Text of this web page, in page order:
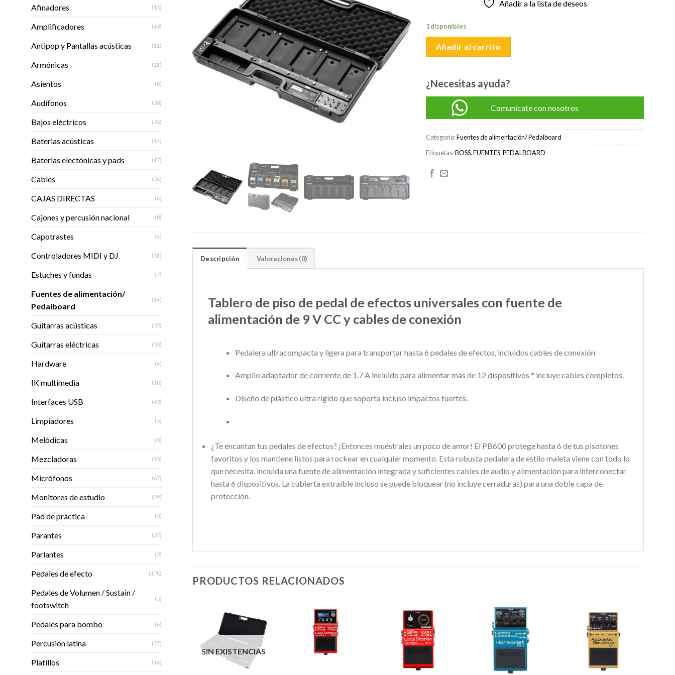
Afinadores (15)
Amplificadores (63)
Antipop y Pantallas acústicas (11)
Armónicas (21)
Asientos (8)
Audífonos (28)
Bajos eléctricos (26)
Baterias acústicas (14)
Baterias electónicas y pads (17)
Cables (36)
CAJAS DIRECTAS (6)
Cajones y percusión nacional (8)
Capotrastes (4)
Controladores MIDI y DJ (31)
Estuches y fundas (7)
Fuentes de alimentación/
Pedalboard
(14)
Guitarras acústicas (35)
Guitarras eléctricas (53)
Hardware (4)
IK multimedia (10)
Interfaces USB (43)
Limpiadores (5)
Melódicas (3)
Mezcladoras (13)
Micrófonos (67)
Monitores de estudio (29)
Pad de práctica (3)
Parantes (37)
Parlantes (3)
Pedales de efecto (170)
Pedales de Volumen / Sustain /
footswitch
(5)
Pedales para bombo (6)
Percusión latina (27)
Platillos (16)
lista de
deseos
original actual
Añadir a la lista de deseos
1 disponibles
Añadir al carrito
¿Necesitas ayuda?
Comunícate con nosotros
Categoría:Fuentes de alimentación/ Pedalboard
Etiquetas:BOSS,FUENTES,PEDALBOARD
Descripción Valoraciones (0)
Tablero de piso de pedal de efectos universales con fuente de
alimentación de 9 V CC y cables de conexión
Pedalera ultracompacta y ligera para transportar hasta 6 pedales de efectos, incluidos cables de conexión
Amplio adaptador de corriente de 1.7 A incluido para alimentar más de 12 dispositivos * incluye cables completos.
Diseño de plástico ultra rígido que soporta incluso impactos fuertes.
¿Te encantan tus pedales de efectos? ¡Entonces muéstrales un poco de amor! El PB600 protege hasta 6 de tus pisotones
favoritos y los mantiene listos para rockear en cualquier momento. Esta robusta pedalera de estilo maleta viene con todo lo
que necesita, incluida una fuente de alimentación integrada y suficientes cables de audio y alimentación para interconectar
hasta 6 dispositivos. La cubierta extraíble incluso se puede bloquear (no incluye cerraduras) para una doble capa de
protección.
PRODUCTOS RELACIONADOS
Añadir
a la
lista de
deseos
SIN EXISTENCIAS
Añadir
deseos
Añadir
deseos
Añadir
Añadir
deseos